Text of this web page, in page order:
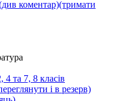
коментар)(тримати
та 7, 8 класів
і в резерв)